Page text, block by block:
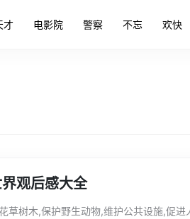
才 电影院 警察 不忘 欢快
观后感大全
草树木,保护野生动物,维护公共设施,促进